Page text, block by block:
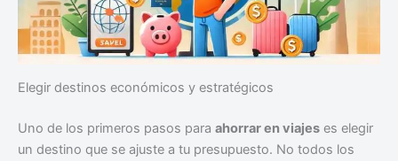
Elegir destinos económicos y estratégicos
Uno de los primeros pasos para ahorrar en viajes es elegir
un destino que se ajuste a tu presupuesto. No todos los